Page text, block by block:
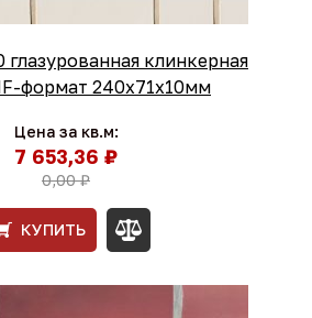
глазурованная клинкерная
формат 240x71x10мм
Цена за кв.м:
7 653,36 ₽
0,00 ₽
КУПИТЬ